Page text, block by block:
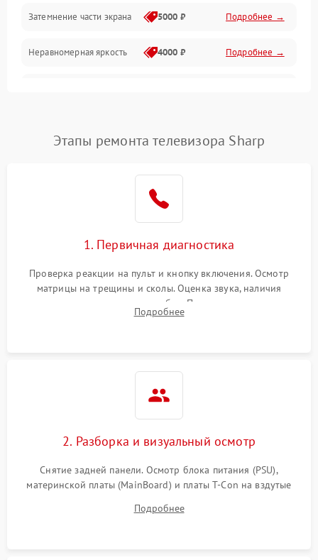
Механические повреждения
Программное обеспечение
Сеть и подключения
Затемнение части экрана 5000 ₽ Подробнее →
Неравномерная яркость 4000 ₽ Подробнее →
Этапы ремонта телевизора Sharp
1. Первичная диагностика
Проверка реакции на пульт и кнопку включения. Осмотр
матрицы на трещины и сколы. Оценка звука, наличия
подсветки и индикаторов ошибок. Подключение тестовых
источников сигнала для выявления симптомов поломки.
Подробнее
2. Разборка и визуальный осмотр
Снятие задней панели. Осмотр блока питания (PSU),
материнской платы (MainBoard) и платы T-Con на вздутые
Проверка надежности фиксации и целостности шлейфов.
Подробнее